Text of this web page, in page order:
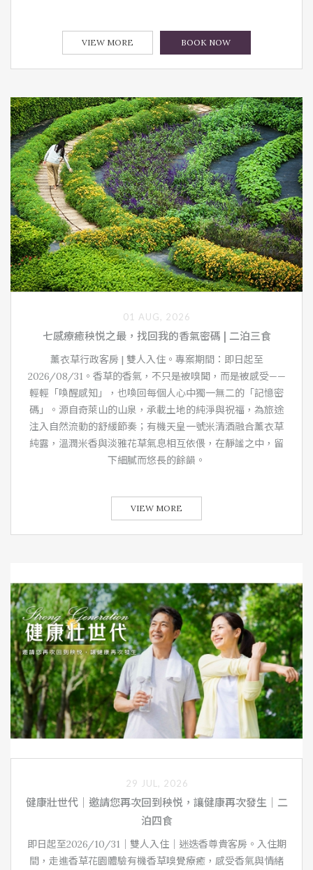
VIEW MORE BOOK NOW
七感療癒秧悦之最，找回我的香氣密碼 | 二泊三食
薰衣草行政客房 | 雙人入住。專案期間：即日起至
2026/08/31。香草的香氣，不只是被嗅聞，而是被感受——
輕輕「喚醒感知」，也喚回每個人心中獨一無二的「記憶密
碼」。源自奇萊山的山泉，承載土地的純淨與祝福，為旅途
注入自然流動的舒緩節奏；有機天皇一號米清酒融合薰衣草
純露，溫潤米香與淡雅花草氣息相互依偎，在靜謐之中，留
下細膩而悠長的餘韻。
01 AUG, 2026
VIEW MORE
健康壯世代｜邀請您再次回到秧悦，讓健康再次發生｜二
泊四食
即日起至2026/10/31｜雙人入住｜迷迭香尊貴客房。入住期
間，走進香草花園體驗有機香草嗅覺療癒，感受香氣與情緒
29 JUL, 2026